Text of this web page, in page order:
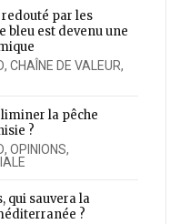
par les
bleu est devenu une
, CHAÎNE DE VALEUR,
la pêche
?
, OPINIONS,
qui sauvera la
?